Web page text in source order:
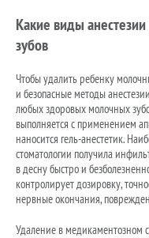
Какие виды
зубов
Чтобы удалить ребенку
и безопасные методы
любых здоровых молочных
выполняется с применением
наносится гель-анестетик.
стоматологии получила
в десну быстро и
контролирует дозировку,
нервные окончания,
Удаление в медикаментозном